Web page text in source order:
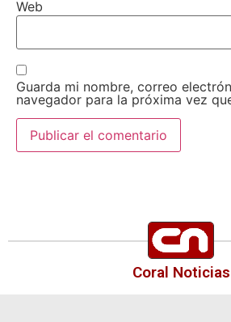
Web
Guarda mi nombre, correo
navegador para la próxima vez
Coral Noticias